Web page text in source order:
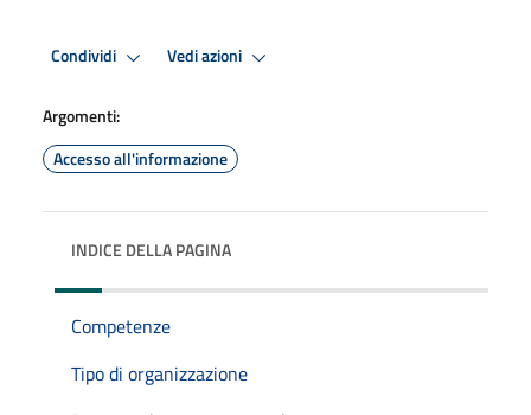
Condividi Vedi azioni
Argomenti:
Accesso all'informazione
INDICE DELLA PAGINA
Competenze
Tipo di organizzazione